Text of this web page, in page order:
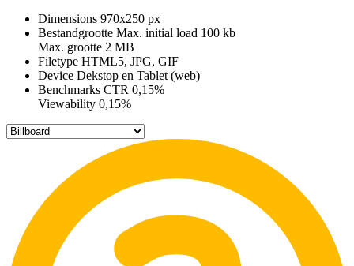
Dimensions 970x250 px
Bestandgrootte Max. initial load 100 kb
Max. grootte 2 MB
Filetype HTML5, JPG, GIF
Device Dekstop en Tablet (web)
Benchmarks CTR 0,15%
Viewability 0,15%